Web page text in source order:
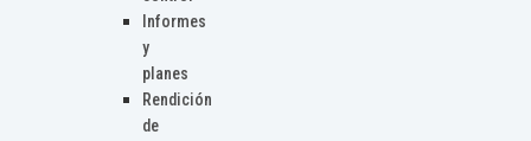
Informes
y
planes
Rendición
de